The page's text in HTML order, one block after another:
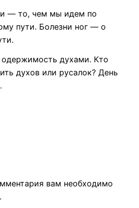
— то, чем мы идем по
пути. Болезни ног — о
духами. Кто
духов или русалок? День
вам необходимо
.